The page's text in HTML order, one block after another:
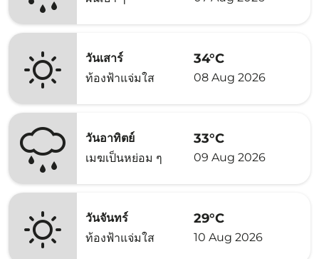
วันเสาร์
ท้องฟ้าแจ่มใส
34°C
08 Aug 2026
วันอาทิตย์
เมฆเป็นหย่อม ๆ
33°C
09 Aug 2026
วันจันทร์
ท้องฟ้าแจ่มใส
29°C
10 Aug 2026